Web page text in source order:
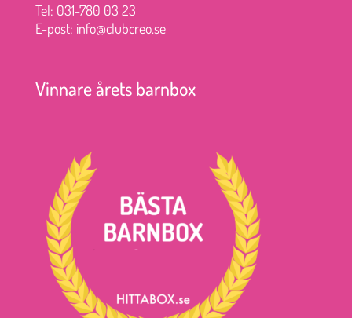
Tel: 031-780 03 23
E-post: info@clubcreo.se
Vinnare årets barnbox